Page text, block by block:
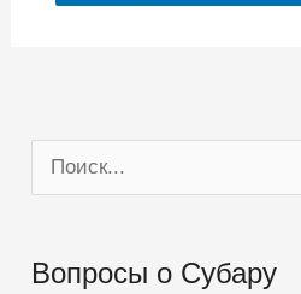
о
с
Вопросы о Субару